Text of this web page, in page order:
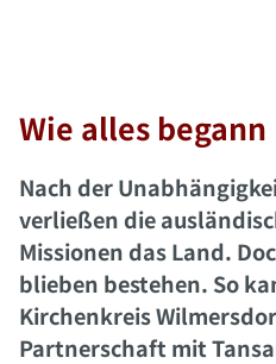
Wie alles begann
Nach der
verließen die
Missionen das Land.
blieben bestehen. So
Kirchenkreis
Partnerschaft mit